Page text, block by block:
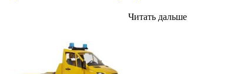
Читать дальше